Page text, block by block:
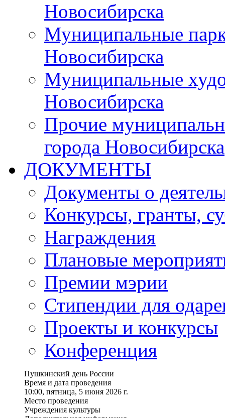
Новосибирска
Муниципальные
Новосибирска
Муниципальные
Новосибирска
Прочие
города Новосибирска
ДОКУМЕНТЫ
Документы о
Конкурсы, гранты,
Награждения
Плановые
Премии мэрии
Стипендии для
Проекты и конкурсы
Конференция
Пушкинский день России
Время и дата проведения
10:00, пятница, 5 июня 2026 г.
Место проведения
Учреждения культуры